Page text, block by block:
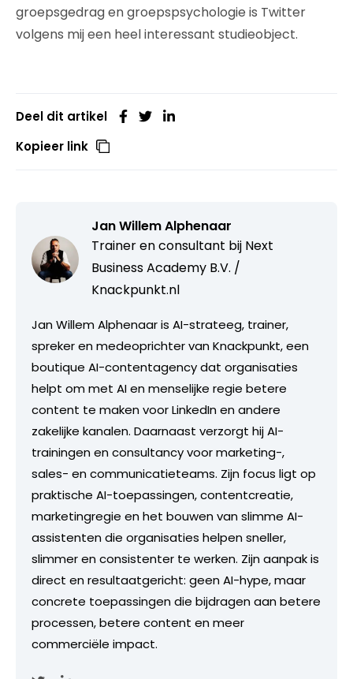
groepsgedrag en groepspsychologie is Twitter
volgens mij een heel interessant studieobject.
Deel dit artikel
Kopieer link
Jan Willem Alphenaar
Trainer en consultant bij Next
Business Academy B.V. /
Knackpunkt.nl
Jan Willem Alphenaar is AI-strateeg, trainer,
spreker en medeoprichter van Knackpunkt, een
boutique AI-contentagency dat organisaties
helpt om met AI en menselijke regie betere
content te maken voor LinkedIn en andere
zakelijke kanalen. Daarnaast verzorgt hij AI-
trainingen en consultancy voor marketing-,
sales- en communicatieteams. Zijn focus ligt op
praktische AI-toepassingen, contentcreatie,
marketingregie en het bouwen van slimme AI-
assistenten die organisaties helpen sneller,
slimmer en consistenter te werken. Zijn aanpak is
direct en resultaatgericht: geen AI-hype, maar
concrete toepassingen die bijdragen aan betere
processen, betere content en meer
commerciële impact.